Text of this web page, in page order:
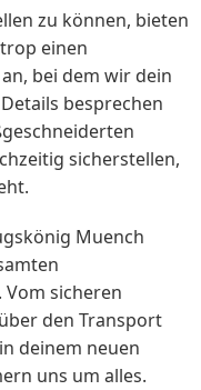
zu können, bieten
einen
bei dem wir dein
besprechen
sicherstellen,
Muench
sicheren
den Transport
in deinem neuen
uns um alles.